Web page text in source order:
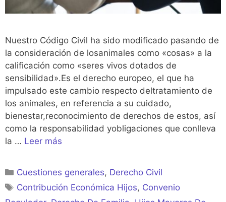
Nuestro Código Civil ha sido modificado pasando de
la consideración de losanimales como «cosas» a la
calificación como «seres vivos dotados de
sensibilidad».Es el derecho europeo, el que ha
impulsado este cambio respecto deltratamiento de
los animales, en referencia a su cuidado,
bienestar,reconocimiento de derechos de estos, así
como la responsabilidad yobligaciones que conlleva
la … Leer más
Categorías
Cuestiones generales, Derecho Civil
Etiquetas
Contribución Económica Hijos, Convenio